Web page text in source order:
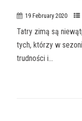
19 February 2020
Tatry zimą są
tych, którzy w
trudności i...